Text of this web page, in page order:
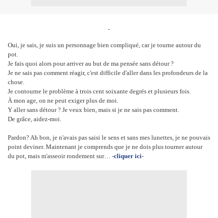
Oui, je sais, je suis un personnage bien compliqué, car je tourne autour du
pot.
Je fais quoi alors pour arriver au but de ma pensée sans détour ?
Je ne sais pas comment réagir, c'est difficile d'aller dans les profondeurs de la
chose.
Je contourne le problème à trois cent soixante degrés et plusieurs fois.
À mon age, on ne peut exiger plus de moi.
Y aller sans détour ? Je veux bien, mais si je ne sais pas comment.
De grâce, aidez-moi.
Pardon? Ah bon, je n'avais pas saisi le sens et sans mes lunettes, je ne pouvais
point deviner. Maintenant je comprends que je ne dois plus tourner autour
du pot, mais m'asseoir rondement sur… -cliquer ici-